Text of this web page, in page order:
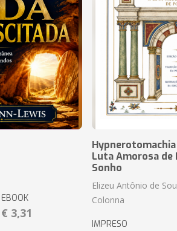
EBOOK
€ 3,31
Luta Amorosa
Sonho
Elizeu Antônio de
Colonna
IMPRESO